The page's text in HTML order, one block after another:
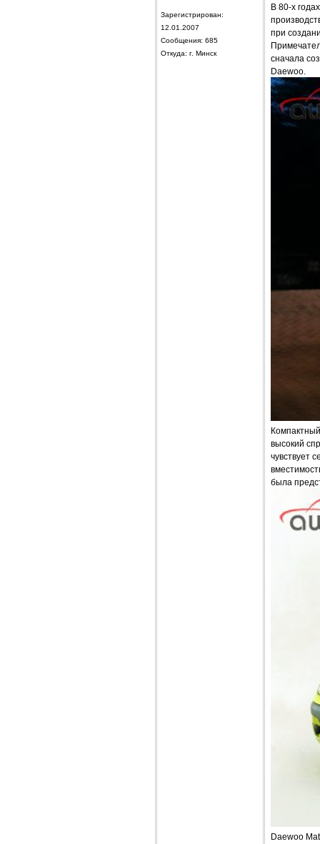
Зарегистрирован:
12.01.2007
Сообщения: 685
Откуда: г. Минск
В 80-х
при
сначала
Daewoo.
высокий
чувствует
была
Daewoo